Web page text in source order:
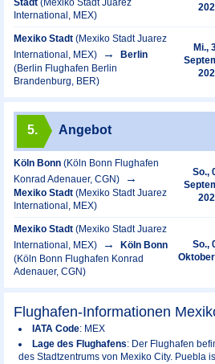
Stadt (Mexiko Stadt Juarez
International, MEX)
Mexiko Stadt (Mexiko Stadt Juarez
International, MEX)
Berlin
(Berlin Flughafen Berlin
Brandenburg, BER)
Mi.,
5. Angebot
Köln Bonn (Köln Bonn Flughafen
Konrad Adenauer, CGN)
Mexiko Stadt (Mexiko Stadt Juarez
International, MEX)
So.,
Mexiko Stadt (Mexiko Stadt Juarez
International, MEX)
Köln Bonn
(Köln Bonn Flughafen Konrad
Adenauer, CGN)
So.,
Flughafen-Informationen
IATA Code: MEX
Lage des Flughafens: Der Flughafen
des Stadtzentrums von Mexiko City. Puebla